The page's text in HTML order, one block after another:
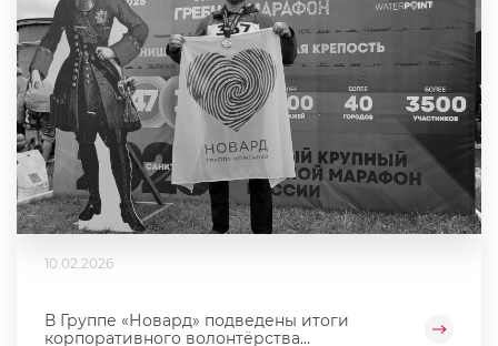
10.02.2026
В Группе «Новард» подведены итоги
корпоративного волонтёрства...